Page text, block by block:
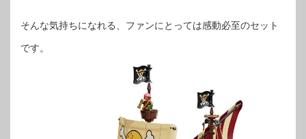
そんな気持ちになれる、ファンにとっては感動必至のセット
です。